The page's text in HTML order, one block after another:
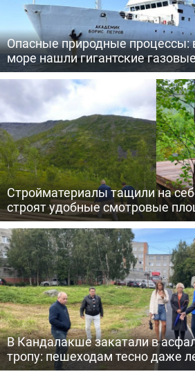
Опасные природные процессы:
море нашли гигантские
Стройматериалы тащили на
строят удобные смотровые
В Кандалакше закатали в
тропу: пешеходам тесно даже